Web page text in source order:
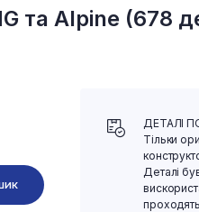
та Alpine (678
ДЕТАЛІ
Тільки
Деталі